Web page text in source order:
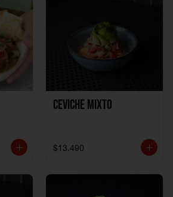
Ceviche Mixto
$13.490